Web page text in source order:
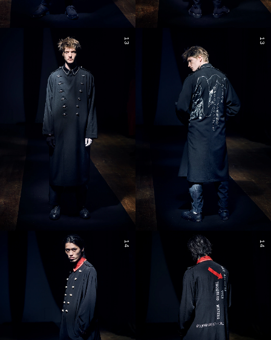
13 13
14 14